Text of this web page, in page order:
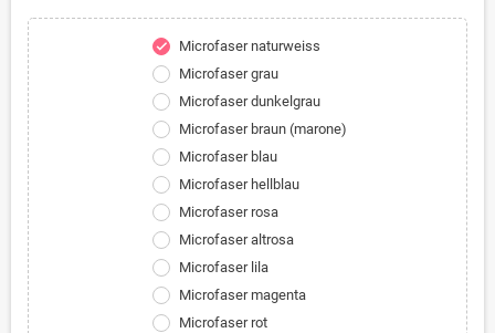
check
Microfaser naturweiss
Microfaser grau
Microfaser dunkelgrau
Microfaser braun (marone)
Microfaser blau
Microfaser hellblau
Microfaser rosa
Microfaser altrosa
Microfaser lila
Microfaser magenta
Microfaser rot